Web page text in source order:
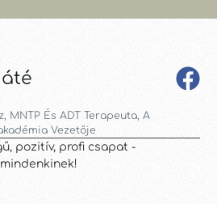
MNTP És ADT Terapeuta, A
Vezetője
pozitív, profi csapat -